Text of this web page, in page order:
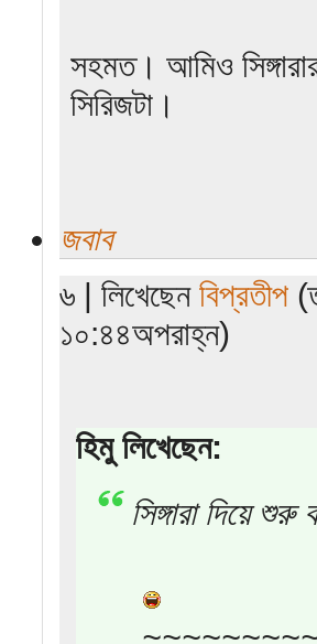
সহমত। আমিও
সিরিজটা।
জবাব
৬ | লিখেছেন বিপ্রতীপ
১০:৪৪অপরাহ্ন)
হিমু লিখেছেন:
সিঙ্গারা দিয়ে